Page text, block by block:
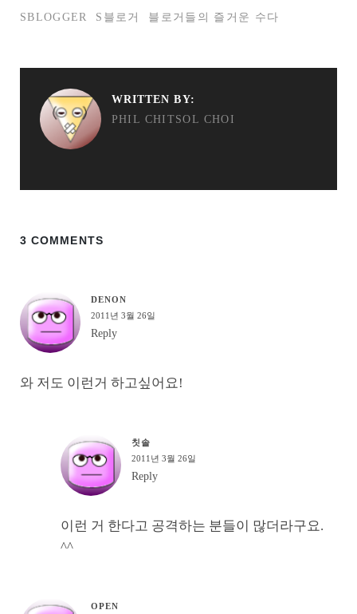
SBLOGGER
S블로거 블로거들의 즐거운 수다
WRITTEN BY:
PHIL CHITSOL CHOI
3 COMMENTS
DENON
2011년 3월 26일
Reply
와 저도 이런거 하고싶어요!
칫솔
2011년 3월 26일
Reply
이런 거 한다고 공격하는 분들이 많더라구요.
^^
OPEN